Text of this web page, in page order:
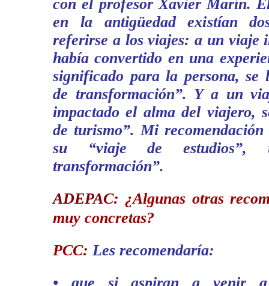
con el profesor Xavier Marín.
en la antigüedad existían
referirse a los viajes: a un viaje
había convertido en una
significado para la persona, se
de transformación”. Y a un
impactado el alma del viajero,
de turismo”. Mi recomendación
su “viaje de estudios”,
transformación”.
ADEPAC: ¿Algunas otras
muy concretas?
PCC: Les recomendaría: